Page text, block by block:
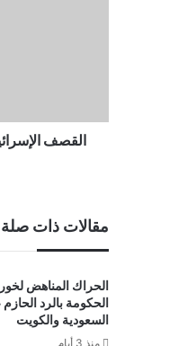
القصف
مقالات ذات صلة
الحراك المناهض
الحكومة بالرد
السعودية والكويت
منذ 3 أيام